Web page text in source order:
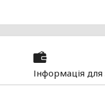
Інформація